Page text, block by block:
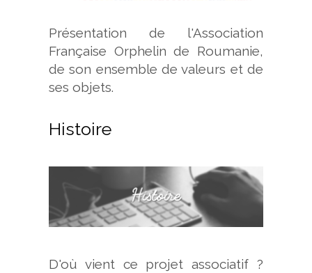
Présentation de l'Association
Française Orphelin de Roumanie,
de son ensemble de valeurs et de
ses objets.
Histoire
D'où vient ce projet associatif ?